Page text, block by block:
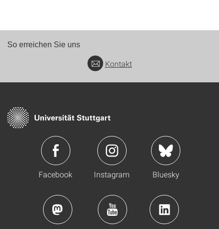
So erreichen Sie uns
Kontakt
Facebook Instagram Bluesky